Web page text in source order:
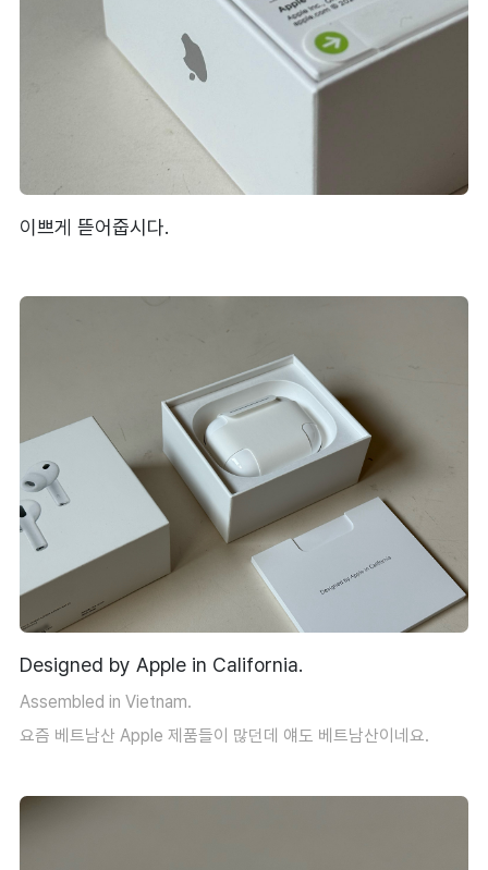
이쁘게 뜯어줍시다.
Designed by Apple in California.
Assembled in Vietnam.
요즘 베트남산 Apple 제품들이 많던데 얘도 베트남산이네요.